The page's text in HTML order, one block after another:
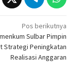
Pos berikutnya
Sulbar Pimpin
Strategi Peningkatan
Realisasi Anggaran